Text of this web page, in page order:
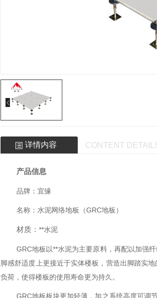
详情内容 CONTENT
产品信息
品牌：宜缘
名称：水泥网络地板 （GRC地板 ）
材质：**水泥
GRC地板 以**水泥为主要原料，再配以加强
脚感舒适度上更接近于实体楼板，营造出脚踏实
负荷，使得楼板的使用寿命更为持久。
GRC地板板块更加轻薄，加之系统高度可调